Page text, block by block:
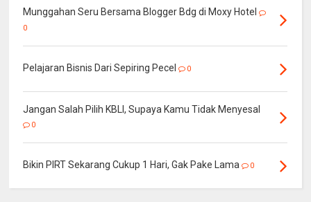
Munggahan Seru Bersama Blogger Bdg di Moxy Hotel
0
Pelajaran Bisnis Dari Sepiring Pecel 0
Jangan Salah Pilih KBLI, Supaya Kamu Tidak Menyesal
0
Bikin PIRT Sekarang Cukup 1 Hari, Gak Pake Lama 0